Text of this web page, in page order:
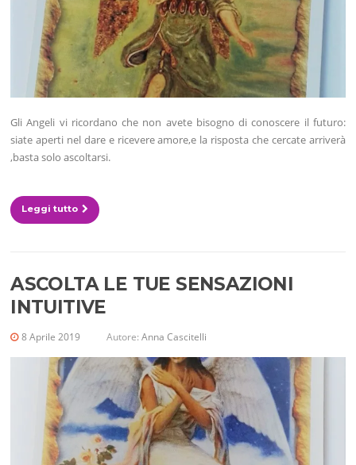
Gli Angeli vi ricordano che non avete bisogno di conoscere il futuro:
siate aperti nel dare e ricevere amore,e la risposta che cercate arriverà
,basta solo ascoltarsi.
Leggi tutto
ASCOLTA LE TUE SENSAZIONI
INTUITIVE
8 Aprile 2019 Autore:Anna Cascitelli